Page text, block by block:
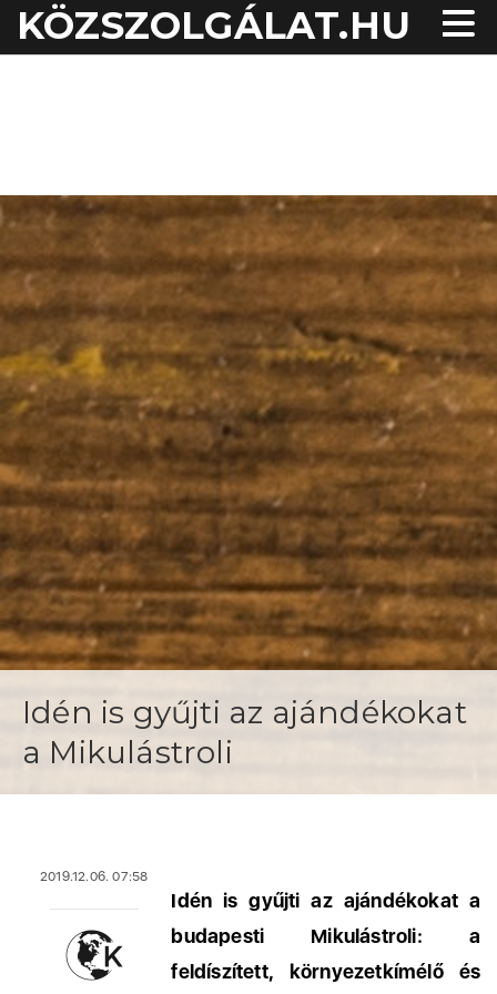
KÖZSZOLGÁLAT.HU
Idén is gyűjti az ajándékokat
a Mikulástroli
2019.12.06. 07:58
Idén is gyűjti az ajándékokat a
budapesti Mikulástroli: a
feldíszített, környezetkímélő és